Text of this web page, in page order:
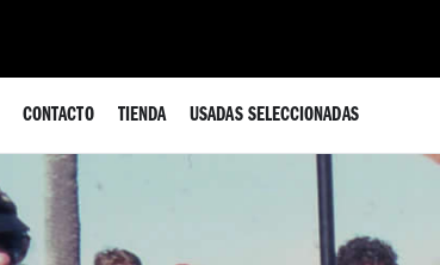
CONTACTO TIENDA USADAS SELECCIONADAS